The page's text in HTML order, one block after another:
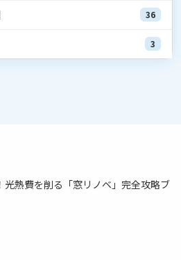
36
3
熱費を削る「窓リノベ」完全攻略ブ